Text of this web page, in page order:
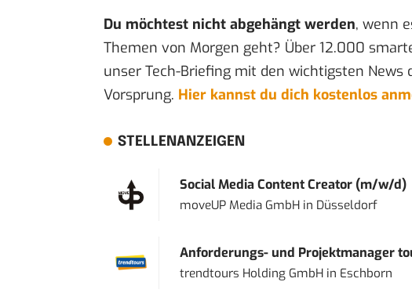
Du möchtest nicht abgehängt werden, wenn
Themen von Morgen geht? Über 12.000
unser Tech-Briefing mit den wichtigsten News
Vorsprung. Hier kannst du dich kostenlos
STELLENANZEIGEN
Social Media Content Creator (m/w/d)
moveUP Media GmbHin Düsseldorf
Anforderungs- und Projektmanager
trendtours Holding GmbHin Eschborn